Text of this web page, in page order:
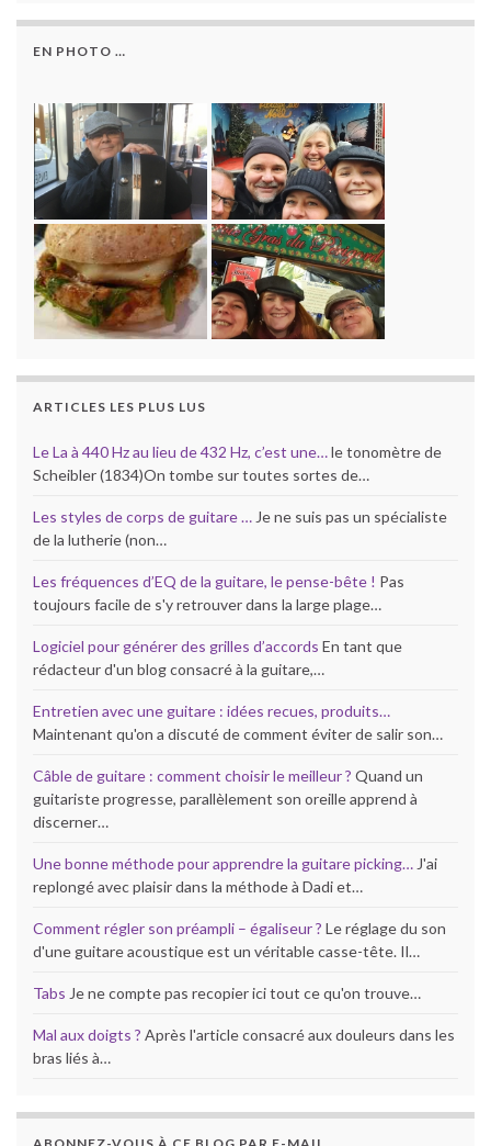
EN PHOTO …
ARTICLES LES PLUS LUS
Le La à 440 Hz au lieu de 432 Hz, c’est une…le tonomètre de
Scheibler (1834)On tombe sur toutes sortes de…
Les styles de corps de guitare … Je ne suis pas un spécialiste
de la lutherie (non…
Les fréquences d’EQ de la guitare, le pense-bête ! Pas
toujours facile de s'y retrouver dans la large plage…
Logiciel pour générer des grilles d’accords En tant que
rédacteur d'un blog consacré à la guitare,…
Entretien avec une guitare : idées recues, produits…
Maintenant qu'on a discuté de comment éviter de salir son…
Câble de guitare : comment choisir le meilleur ? Quand un
guitariste progresse, parallèlement son oreille apprend à
discerner…
Une bonne méthode pour apprendre la guitare picking… J'ai
replongé avec plaisir dans la méthode à Dadi et…
Comment régler son préampli – égaliseur ? Le réglage du son
d'une guitare acoustique est un véritable casse-tête. Il…
Tabs Je ne compte pas recopier ici tout ce qu'on trouve…
Mal aux doigts ? Après l'article consacré aux douleurs dans les
bras liés à…